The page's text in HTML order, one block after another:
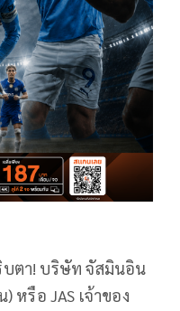
ตา! บริษัท จัสมินอิน
หรือ JAS เจ้าของ